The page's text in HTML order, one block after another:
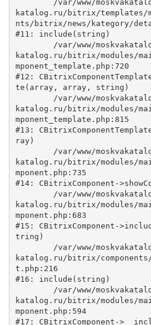
katalog.ru/bitrix/templates/
nts/bitrix/news/kategory/
#11: include(string)
katalog.ru/bitrix/modules/
mponent_template.php:720
#12:
te(array, array, string)
katalog.ru/bitrix/modules/
mponent_template.php:815
#13:
ray)
katalog.ru/bitrix/modules/
mponent.php:735
#14: CBitrixComponent-
katalog.ru/bitrix/modules/
mponent.php:683
#15: CBitrixComponent-
tring)
katalog.ru/bitrix/
t.php:216
#16: include(string)
katalog.ru/bitrix/modules/
mponent.php:594
#17: CBitrixComponent-